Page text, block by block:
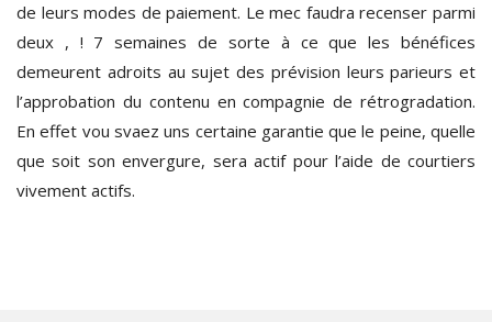
de leurs modes de paiement. Le mec faudra recenser parmi
deux , ! 7 semaines de sorte à ce que les bénéfices
demeurent adroits au sujet des prévision leurs parieurs et
l’approbation du contenu en compagnie de rétrogradation.
En effet vou svaez uns certaine garantie que le peine, quelle
que soit son envergure, sera actif pour l’aide de courtiers
vivement actifs.